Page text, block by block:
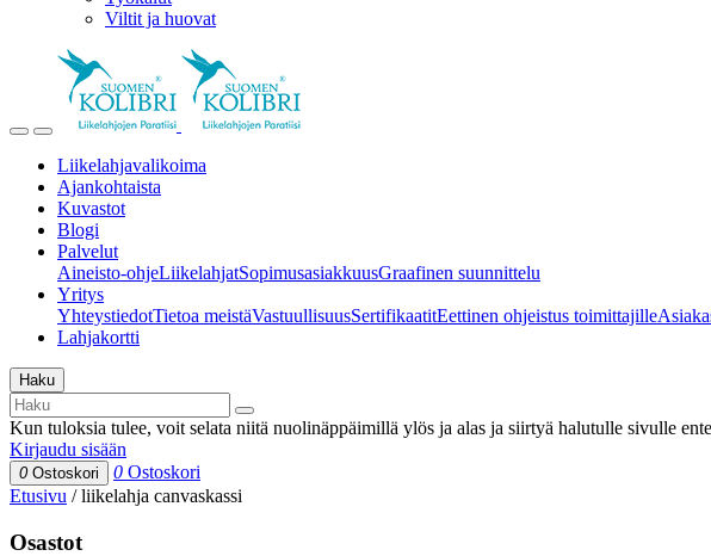
Viltit ja huovat
Liikelahjavalikoima
Ajankohtaista
Kuvastot
Blogi
Palvelut
Aineisto-ohjeLiikelahjatSopimusasiakkuusGraafinen suunnittelu
Yritys
YhteystiedotTietoa meistäVastuullisuusSertifikaatitEettinen ohjeistus toimittajille
Lahjakortti
Haku
Kun tuloksia tulee, voit selata niitä nuolinäppäimillä ylös ja alas ja siirtyä halutulle sivulle
Kirjaudu sisään
0 Ostoskori 0 Ostoskori
Etusivu /liikelahja canvaskassi
Osastot